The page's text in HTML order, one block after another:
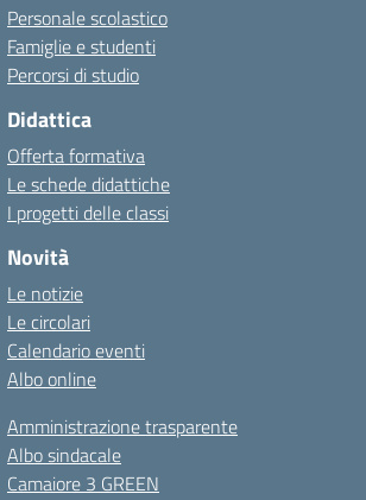
Personale scolastico
Famiglie e studenti
Percorsi di studio
Didattica
Offerta formativa
Le schede didattiche
I progetti delle classi
Novità
Le notizie
Le circolari
Calendario eventi
Albo online
Amministrazione trasparente
Albo sindacale
Camaiore 3 GREEN